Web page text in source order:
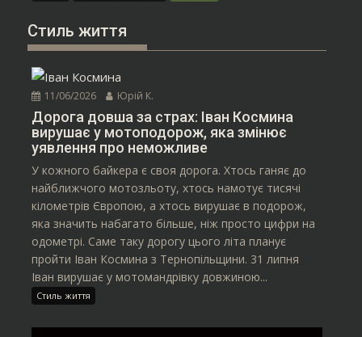
Стиль життя
11/06/2026 Юрій К.
Дорога довша за страх: Іван Космина
вирушає у мотоподорож, яка змінює
уявлення про неможливе
У кожного байкера є своя дорога. Хтось ганяє до
найближчого мотозльоту, хтось намотує тисячі
кілометрів Європою, а хтось вирушає в подорож,
яка значить набагато більше, ніж просто цифри на
одометрі. Саме таку дорогу цього літа планує
пройти Іван Космина з Тернопільщини. 31 липня
Іван вирушає у мотомандрівку довжиною...
Стиль життя